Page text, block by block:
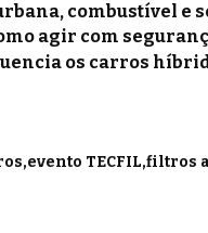
combustível e
agir com
os carros
evento TECFIL filtros